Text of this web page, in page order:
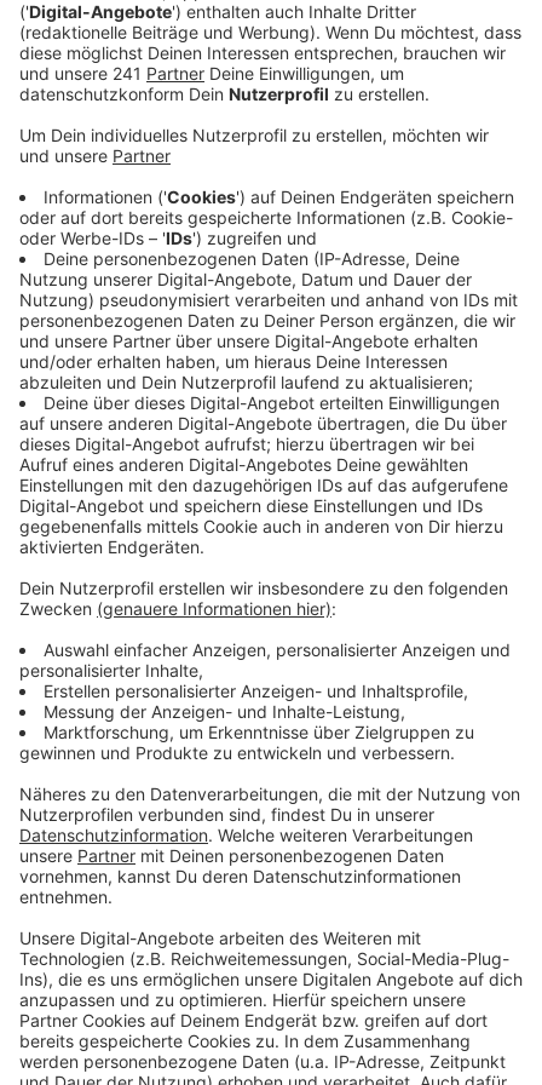
Mit "Blurry Eyes" singt Michael Patrick Kelly denen ein
Liebeslied, denen noch keiner "glaubhaft vermitteln
konnte, dass sie so, wie sie sind, geliebt sind". Das ist
die Versprechung seines Labels Sony. Nachdem die
Hits "Beautiful Madness" und "Throwback" die Charts
erobert hatten, ist Michael Patrick Kellys neue Single
"Blurry Eyes" möglicherweise ein weiterer Garant auf
großen Erfolg. Zudem soll dieser Song auf die kalte
und dunkle Jahreszeit einstimmen, bei der mit einer
Piano-Ballade vor allem auf die Tränendrüse gedrückt
wird. Hier könnt ihr euch "Blurry Eyes" anhören.
Anzeige
Wir benötigen Ihre
Zustimmung, um den YouTube
Video-Service zu laden!
Wir verwenden einen Service eines
Drittanbieters, um Videoinhalte
einzubetten. Dieser Service kann
Daten zu Ihren Aktivitäten
sammeln. Bitte lesen Sie die
Details durch und stimmen Sie der
Nutzung des Service zu, um dieses
Video anzusehen.
Mehr Informationen
powered byUsercentrics Consent
Management Platform
Michael Patrick Kellys neuer Song "Blurry Eyes"
Anzeige